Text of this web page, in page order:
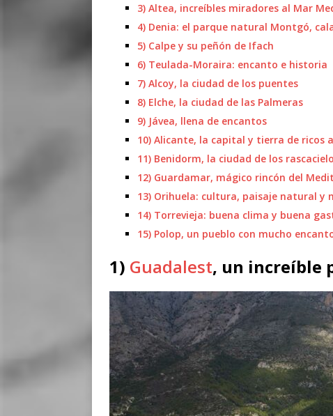
3) Altea, increíbles miradores al Mar
4) Denia: el parque natural Montgó,
5) Calpe y su peñón de Ifach
6) Teulada-Moraira: encanto e historia
7) Alcoy, la ciudad de los puentes
8) Elche, la ciudad de las Palmeras
9) Jávea, llena de encantos
10) Alicante, la capital y tierra de ricos
11) Benidorm, la ciudad de los
12) Guardamar, mágico rincón del
13) Orihuela: cultura, paisaje natural y
14) Torrevieja: buena clima y buena
15) Polop, un pueblo con mucho
1) Guadalest, un increíble